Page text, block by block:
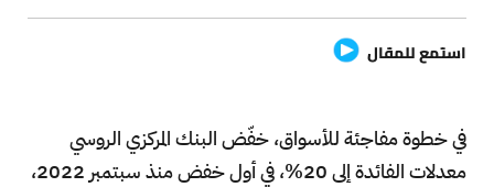
استمع للمقال
في خطوة مفاجئة للأسواق، خفّض البنك المركزي الروسي
معدلات الفائدة إلى 20%، في أول خفض منذ سبتمبر 2022،